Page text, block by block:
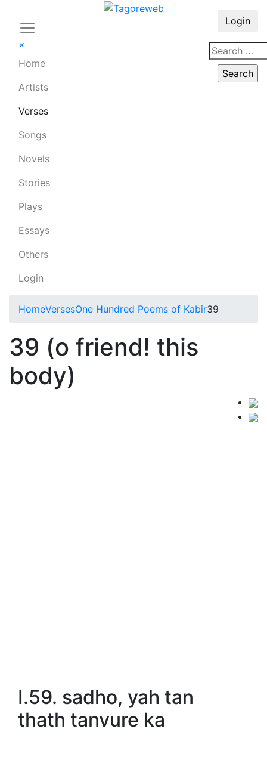
×
Home
Artists
Verses
Songs
Novels
Stories
Plays
Essays
Others
Login
Login
HomeVersesOne Hundred Poems of Kabir39
39 (o friend! this
body)
I.59. sadho, yah tan
thath tanvure ka